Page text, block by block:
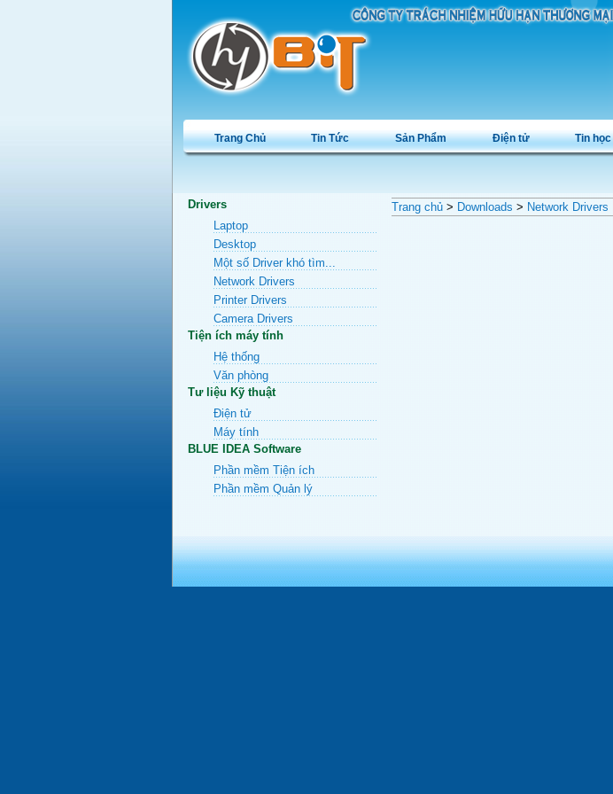
Trang Chủ Tin Tức Sản Phẩm Điện tử Tin học
Drivers
Laptop
Desktop
Một số Driver khó tìm...
Network Drivers
Printer Drivers
Camera Drivers
Tiện ích máy tính
Hệ thống
Văn phòng
Tư liệu Kỹ thuật
Điện tử
Máy tính
BLUE IDEA Software
Phần mềm Tiện ích
Phần mềm Quản lý
Trang chủ > Downloads > Network Drivers